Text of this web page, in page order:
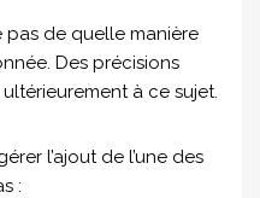
pas de quelle manière
Des précisions
à ce sujet.
l’ajout de l’une des
: